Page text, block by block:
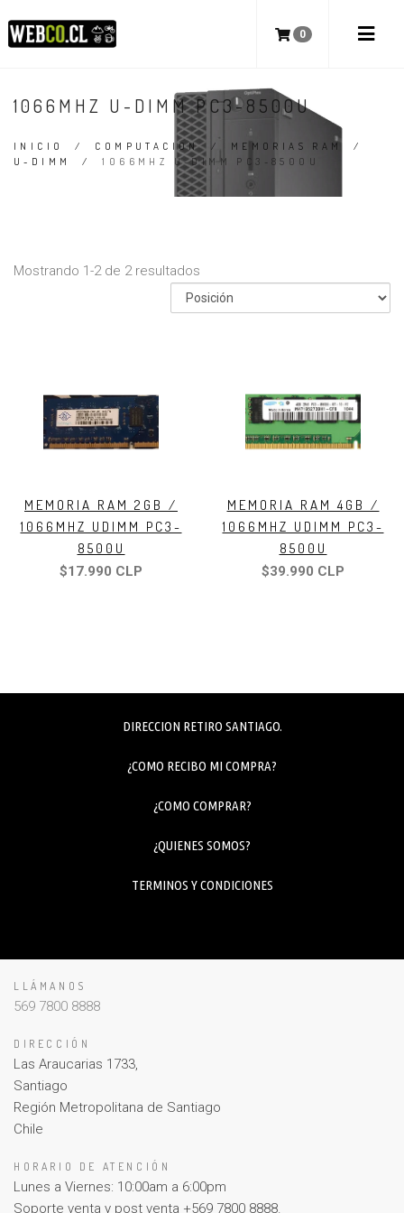
0
1066MHZ U-DIMM PC3-8500U
INICIO / COMPUTACION/ MEMORIAS RAM
/
U-DIMM
/1066MHZ U-DIMM PC3-8500U
Mostrando 1-2 de 2 resultados
MEMORIA RAM 2GB /
1066MHZ UDIMM PC3-
8500U
$17.990 CLP
MEMORIA RAM 4GB /
1066MHZ UDIMM PC3-
8500U
$39.990 CLP
DIRECCION RETIRO SANTIAGO.
¿COMO RECIBO MI COMPRA?
¿COMO COMPRAR?
¿QUIENES SOMOS?
TERMINOS Y CONDICIONES
LLÁMANOS
569 7800 8888
DIRECCIÓN
Las Araucarias 1733,
Santiago
Región Metropolitana de Santiago
Chile
HORARIO DE ATENCIÓN
Lunes a Viernes: 10:00am a 6:00pm
Soporte venta y post venta +569 7800 8888.